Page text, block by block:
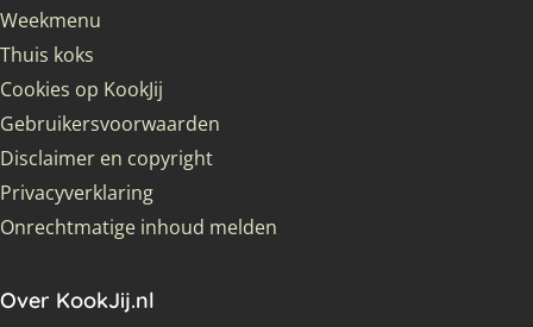
Weekmenu
Thuis koks
Cookies op KookJij
Gebruikersvoorwaarden
Disclaimer en copyright
Privacyverklaring
Onrechtmatige inhoud melden
Over KookJij.nl